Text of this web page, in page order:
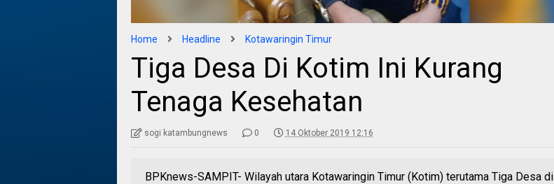
Home Headline Kotawaringin Timur
Tiga Desa Di Kotim Ini Kurang
Tenaga Kesehatan
sogi katambungnews 0 14 Oktober 2019 12:16
BPKnews-SAMPIT- Wilayah utara Kotawaringin Timur (Kotim) terutama Tiga Desa di